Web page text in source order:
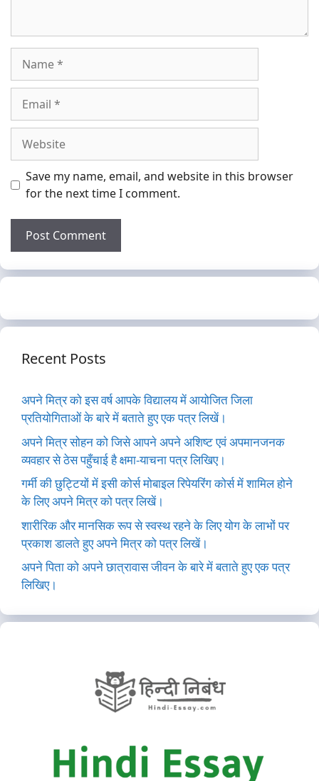
Save my name, email, and website in this browser
for the next time I comment.
Recent Posts
अपने मित्र को इस वर्ष आपके विद्यालय में आयोजित जिला
प्रतियोगिताओं के बारे में बताते हुए एक पत्र लिखें।
अपने मित्र सोहन को जिसे आपने अपने अशिष्ट एवं अपमानजनक
व्यवहार से ठेस पहुँचाई है क्षमा-याचना पत्र लिखिए।
गर्मी की छुट्टियों में इसी कोर्स मोबाइल रिपेयरिंग कोर्स में शामिल होने
के लिए अपने मित्र को पत्र लिखें।
शारीरिक और मानसिक रूप से स्वस्थ रहने के लिए योग के लाभों पर
प्रकाश डालते हुए अपने मित्र को पत्र लिखें।
अपने पिता को अपने छात्रावास जीवन के बारे में बताते हुए एक पत्र
लिखिए।